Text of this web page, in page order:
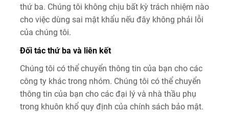
thứ ba. Chúng tôi không chịu bất kỳ trách nhiệm nào
cho việc dùng sai mật khẩu nếu đây không phải lỗi
của chúng tôi.
Đối tác thứ ba và liên kết
Chúng tôi có thể chuyển thông tin của bạn cho các
công ty khác trong nhóm. Chúng tôi có thể chuyển
thông tin của bạn cho các đại lý và nhà thầu phụ
trong khuôn khổ quy định của chính sách bảo mật.